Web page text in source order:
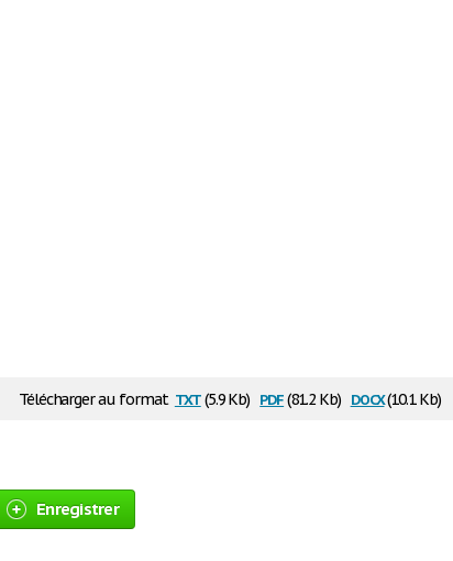
Télécharger au format txt(5.9 Kb) pdf(81.2 Kb) docx(10.1 Kb)
Enregistrer